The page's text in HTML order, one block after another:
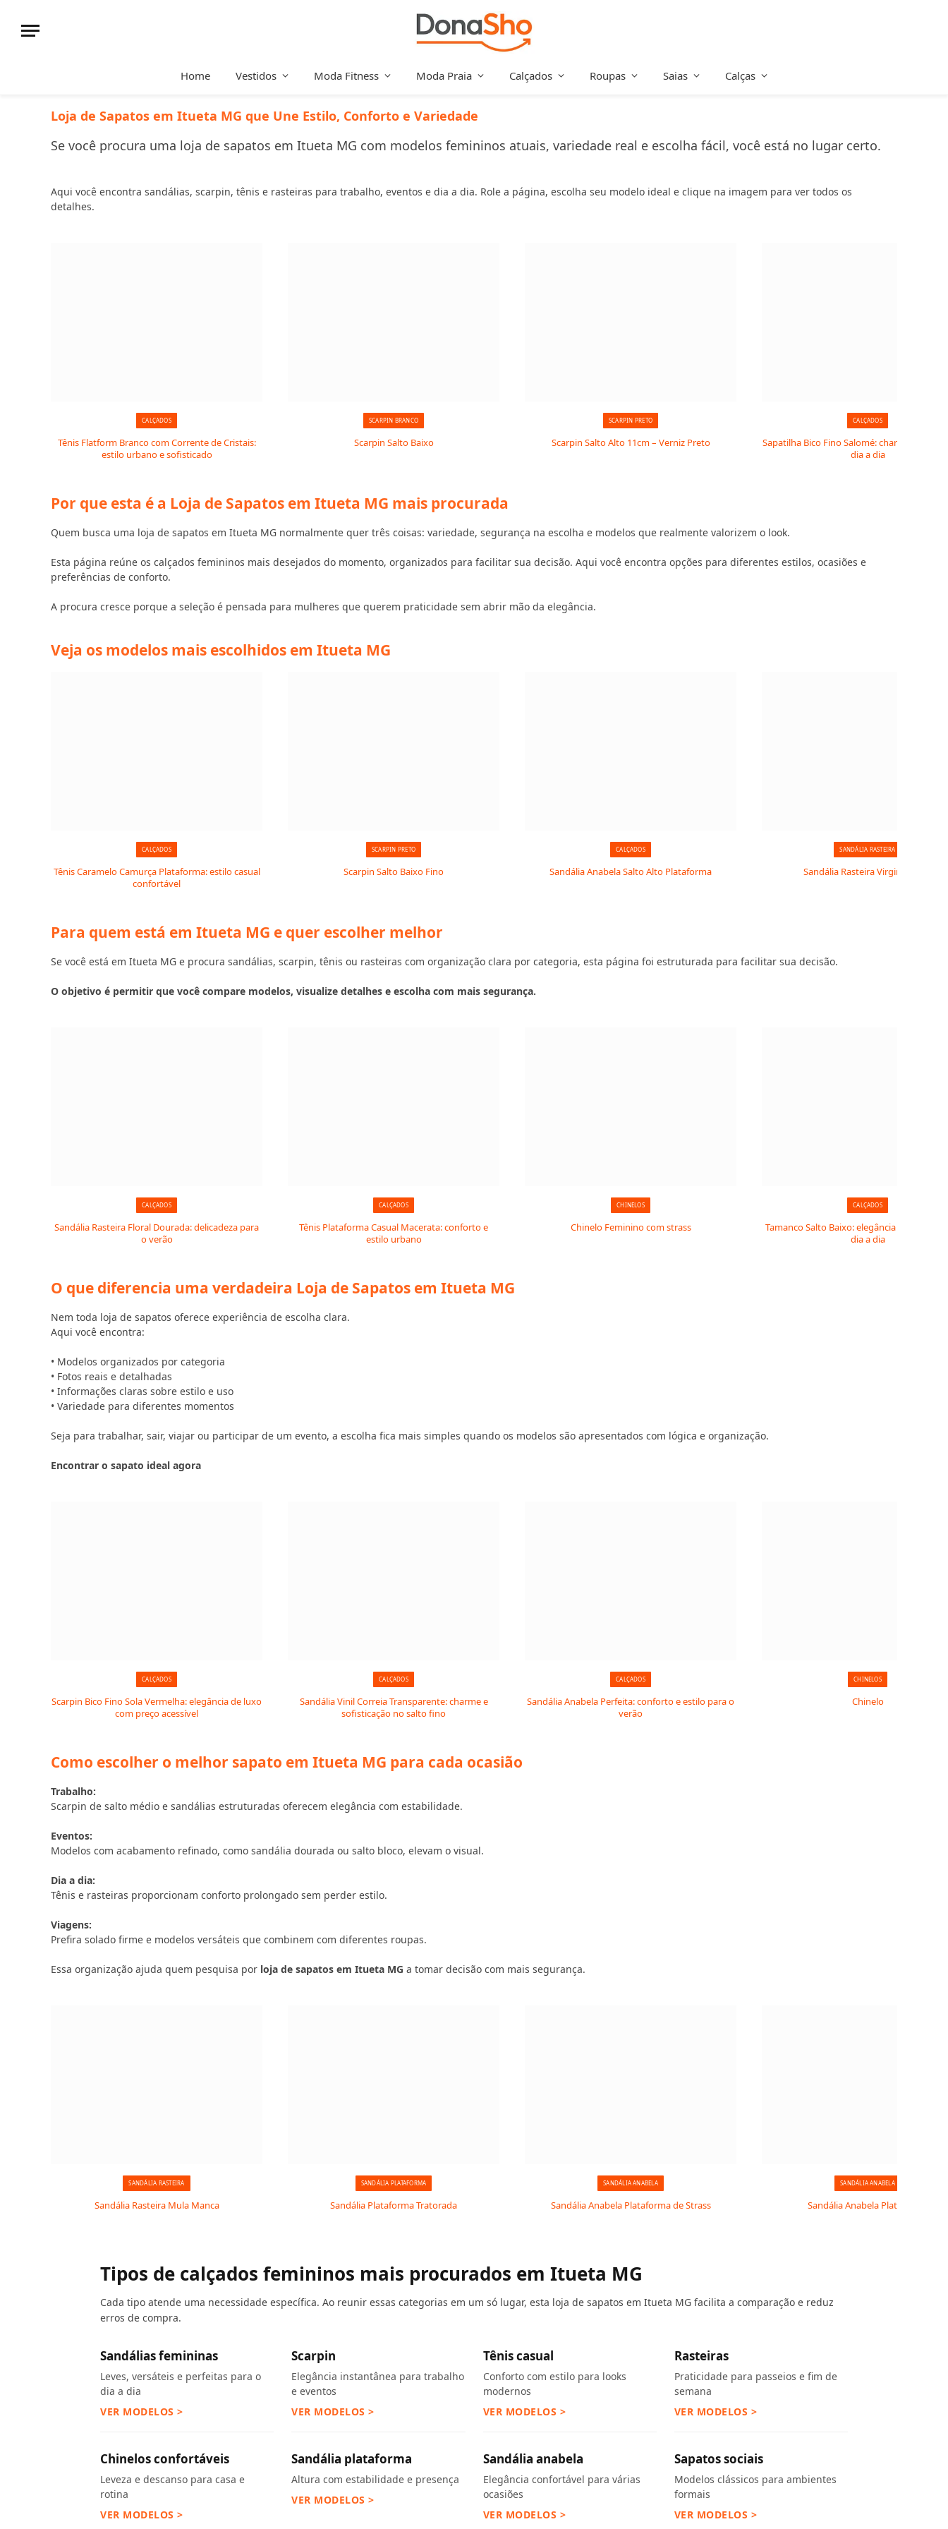
Home Vestidos Moda Fitness Moda Praia Calçados Roupas Saias Calças
Loja de Sapatos em Itueta MG que Une Estilo, Conforto e Variedade
Se você procura uma loja de sapatos em Itueta MG com modelos femininos atuais, variedade real e escolha fácil, você está no lugar certo.
Aqui você encontra sandálias, scarpin, tênis e rasteiras para trabalho, eventos e dia a dia. Role a página, escolha seu modelo ideal e clique na imagem para ver todos os
detalhes.
CALÇADOS
Tênis Flatform Branco com Corrente de Cristais:
estilo urbano e sofisticado
SCARPIN BRANCO
Scarpin Salto Baixo
SCARPIN PRETO
Scarpin Salto Alto 11cm – Verniz Preto
CALÇADOS
Sapatilha Bico Fino Salomé: charme clássico
dia a dia
Por que esta é a Loja de Sapatos em Itueta MG mais procurada
Quem busca uma loja de sapatos em Itueta MG normalmente quer três coisas: variedade, segurança na escolha e modelos que realmente valorizem o look.
Esta página reúne os calçados femininos mais desejados do momento, organizados para facilitar sua decisão. Aqui você encontra opções para diferentes estilos, ocasiões e
preferências de conforto.
A procura cresce porque a seleção é pensada para mulheres que querem praticidade sem abrir mão da elegância.
Veja os modelos mais escolhidos em Itueta MG
CALÇADOS
Tênis Caramelo Camurça Plataforma: estilo casual
confortável
SCARPIN PRETO
Scarpin Salto Baixo Fino
CALÇADOS
Sandália Anabela Salto Alto Plataforma
SANDÁLIA RASTEIRA
Sandália Rasteira Virginia Luxo
Para quem está em Itueta MG e quer escolher melhor
Se você está em Itueta MG e procura sandálias, scarpin, tênis ou rasteiras com organização clara por categoria, esta página foi estruturada para facilitar sua decisão.
O objetivo é permitir que você compare modelos, visualize detalhes e escolha com mais segurança.
CALÇADOS
Sandália Rasteira Floral Dourada: delicadeza para
o verão
CALÇADOS
Tênis Plataforma Casual Macerata: conforto e
estilo urbano
CHINELOS
Chinelo Feminino com strass
CALÇADOS
Tamanco Salto Baixo: elegância e conforto
dia a dia
O que diferencia uma verdadeira Loja de Sapatos em Itueta MG
Nem toda loja de sapatos oferece experiência de escolha clara.
Aqui você encontra:
• Modelos organizados por categoria
• Fotos reais e detalhadas
• Informações claras sobre estilo e uso
• Variedade para diferentes momentos
Seja para trabalhar, sair, viajar ou participar de um evento, a escolha fica mais simples quando os modelos são apresentados com lógica e organização.
Encontrar o sapato ideal agora
CALÇADOS
Scarpin Bico Fino Sola Vermelha: elegância de luxo
com preço acessível
CALÇADOS
Sandália Vinil Correia Transparente: charme e
sofisticação no salto fino
CALÇADOS
Sandália Anabela Perfeita: conforto e estilo para o
verão
CHINELOS
Chinelo
Como escolher o melhor sapato em Itueta MG para cada ocasião
Trabalho:
Scarpin de salto médio e sandálias estruturadas oferecem elegância com estabilidade.
Eventos:
Modelos com acabamento refinado, como sandália dourada ou salto bloco, elevam o visual.
Dia a dia:
Tênis e rasteiras proporcionam conforto prolongado sem perder estilo.
Viagens:
Prefira solado firme e modelos versáteis que combinem com diferentes roupas.
Essa organização ajuda quem pesquisa por loja de sapatos em Itueta MG a tomar decisão com mais segurança.
SANDÁLIA RASTEIRA
Sandália Rasteira Mula Manca
SANDÁLIA PLATAFORMA
Sandália Plataforma Tratorada
SANDÁLIA ANABELA
Sandália Anabela Plataforma de Strass
SANDÁLIA ANABELA
Sandália Anabela Plataforma
Tipos de calçados femininos mais procurados em Itueta MG
Cada tipo atende uma necessidade específica. Ao reunir essas categorias em um só lugar, esta loja de sapatos em Itueta MG facilita a comparação e reduz
erros de compra.
Sandálias femininas
Leves, versáteis e perfeitas para o
dia a dia
VER MODELOS >
Scarpin
Elegância instantânea para trabalho
e eventos
VER MODELOS >
Tênis casual
Conforto com estilo para looks
modernos
VER MODELOS >
Rasteiras
Praticidade para passeios e fim de
semana
VER MODELOS >
Chinelos confortáveis
Leveza e descanso para casa e
rotina
VER MODELOS >
Sandália plataforma
Altura com estabilidade e presença
VER MODELOS >
Sandália anabela
Elegância confortável para várias
ocasiões
VER MODELOS >
Sapatos sociais
Modelos clássicos para ambientes
formais
VER MODELOS >